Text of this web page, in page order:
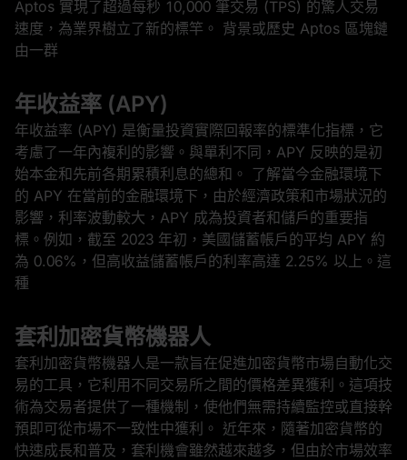
Aptos 實現了超過每秒 10,000 筆交易 (TPS) 的驚人交易
速度，為業界樹立了新的標竿。 背景或歷史 Aptos 區塊鏈
由一群
年收益率 (APY)
年收益率 (APY) 是衡量投資實際回報率的標準化指標，它
考慮了一年內複利的影響。與單利不同，APY 反映的是初
始本金和先前各期累積利息的總和。 了解當今金融環境下
的 APY 在當前的金融環境下，由於經濟政策和市場狀況的
影響，利率波動較大，APY 成為投資者和儲戶的重要指
標。例如，截至 2023 年初，美國儲蓄帳戶的平均 APY 約
為 0.06%，但高收益儲蓄帳戶的利率高達 2.25% 以上。這
種
套利加密貨幣機器人
套利加密貨幣機器人是一款旨在促進加密貨幣市場自動化交
易的工具，它利用不同交易所之間的價格差異獲利。這項技
術為交易者提供了一種機制，使他們無需持續監控或直接幹
預即可從市場不一致性中獲利。 近年來，隨著加密貨幣的
快速成長和普及，套利機會雖然越來越多，但由於市場效率